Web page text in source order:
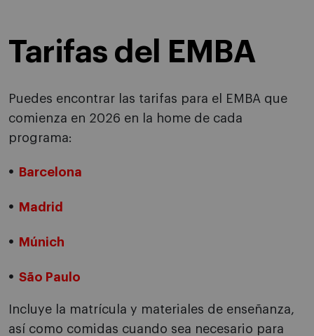
Tarifas del EMBA
Puedes encontrar las tarifas para el EMBA que
comienza en 2026 en la home de cada
programa:
Barcelona
Madrid
Múnich
São Paulo
Incluye la matrícula y materiales de enseñanza,
así como comidas cuando sea necesario para